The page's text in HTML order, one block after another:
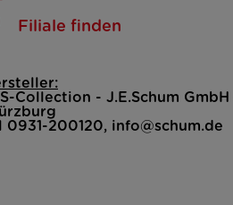
Filiale finden
Collection - J.E.Schum
0931-200120, info@schum.de